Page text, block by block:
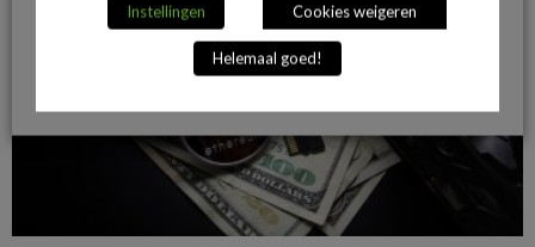
Instellingen Cookies weigeren
Helemaal goed!